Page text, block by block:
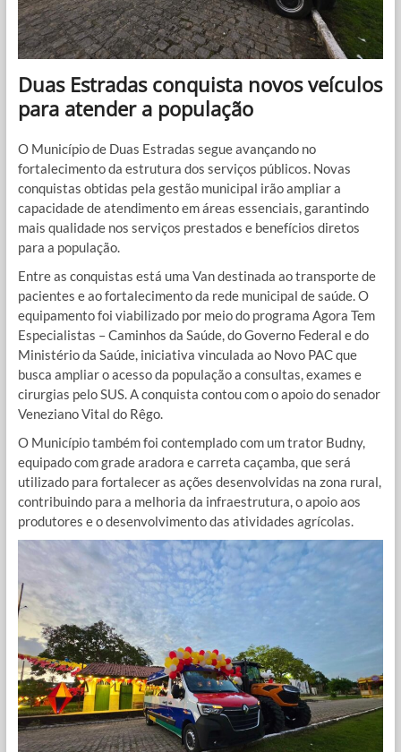
Duas Estradas conquista novos veículos
para atender a população
O Município de Duas Estradas segue avançando no
fortalecimento da estrutura dos serviços públicos. Novas
conquistas obtidas pela gestão municipal irão ampliar a
capacidade de atendimento em áreas essenciais, garantindo
mais qualidade nos serviços prestados e benefícios diretos
para a população.
Entre as conquistas está uma Van destinada ao transporte de
pacientes e ao fortalecimento da rede municipal de saúde. O
equipamento foi viabilizado por meio do programa Agora Tem
Especialistas – Caminhos da Saúde, do Governo Federal e do
Ministério da Saúde, iniciativa vinculada ao Novo PAC que
busca ampliar o acesso da população a consultas, exames e
cirurgias pelo SUS. A conquista contou com o apoio do senador
Veneziano Vital do Rêgo.
O Município também foi contemplado com um trator Budny,
equipado com grade aradora e carreta caçamba, que será
utilizado para fortalecer as ações desenvolvidas na zona rural,
contribuindo para a melhoria da infraestrutura, o apoio aos
produtores e o desenvolvimento das atividades agrícolas.